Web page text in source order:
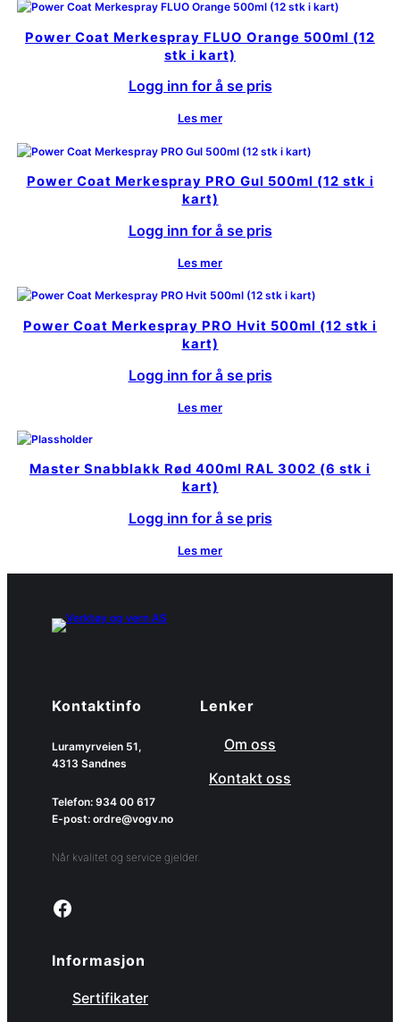
Power Coat Merkespray FLUO Orange 500ml (12
stk i kart)
Logg inn for å se pris
Les mer
Power Coat Merkespray PRO Gul 500ml (12 stk i
kart)
Logg inn for å se pris
Les mer
Power Coat Merkespray PRO Hvit 500ml (12 stk i
kart)
Logg inn for å se pris
Les mer
Master Snabblakk Rød 400ml RAL 3002 (6 stk i
kart)
Logg inn for å se pris
Les mer
Kontaktinfo
Luramyrveien 51,
4313 Sandnes
Telefon: 934 00 617
E-post: ordre@vogv.no
Når kvalitet og service gjelder.
Link to facebook page
Lenker
Om oss
Kontakt oss
Informasjon
Sertifikater